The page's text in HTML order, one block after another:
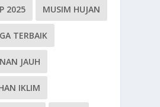
2025 MUSIM HUJAN
TERBAIK
JAUH
IKLIM